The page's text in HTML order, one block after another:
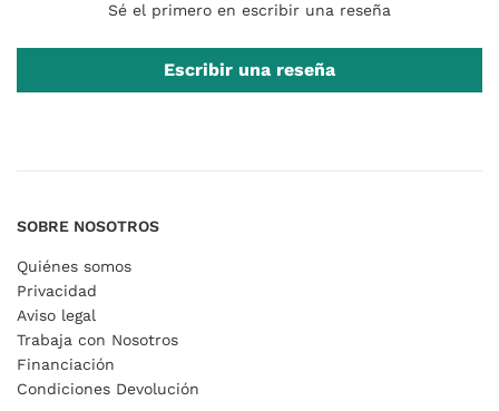
Sé el primero en escribir una reseña
Escribir una reseña
SOBRE NOSOTROS
Quiénes somos
Privacidad
Aviso legal
Trabaja con Nosotros
Financiación
Condiciones Devolución